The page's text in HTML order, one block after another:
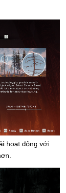
hoạt động với